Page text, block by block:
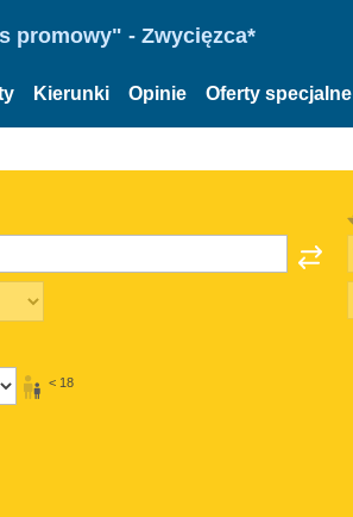
promowy" - Zwycięzca*
Kierunki Opinie Oferty specjalne
< 18